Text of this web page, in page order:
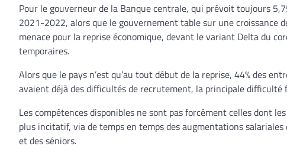
Pour le gouverneur de la Banque centrale, qui prévoit toujours
2021-2022, alors que le gouvernement table sur une croissance
menace pour la reprise économique, devant le variant Delta du
temporaires.
Alors que le pays n’est qu’au tout début de la reprise, 44% des
avaient déjà des difficultés de recrutement, la principale difficulté
Les compétences disponibles ne sont pas forcément celles dont
plus incitatif, via de temps en temps des augmentations
et des séniors.